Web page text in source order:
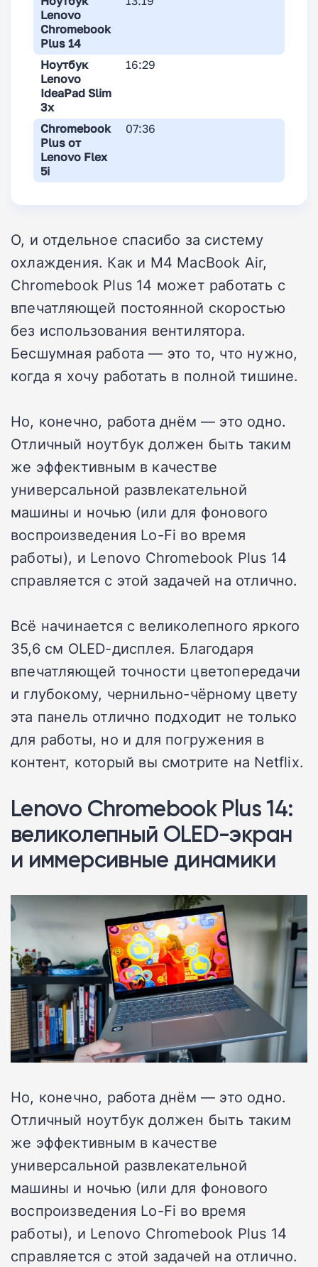
Lenovo
Chromebook
Plus 14
Ноутбук
Lenovo
IdeaPad Slim
3x
16:29
Chromebook
Plus от
Lenovo Flex
5i
07:36
О, и отдельное спасибо за систему
охлаждения. Как и M4 MacBook Air,
Chromebook Plus 14 может работать с
впечатляющей постоянной скоростью
без использования вентилятора.
Бесшумная работа — это то, что нужно,
когда я хочу работать в полной тишине.
Но, конечно, работа днём — это одно.
Отличный ноутбук должен быть таким
же эффективным в качестве
универсальной развлекательной
машины и ночью (или для фонового
воспроизведения Lo-Fi во время
работы), и Lenovo Chromebook Plus 14
справляется с этой задачей на отлично.
Всё начинается с великолепного яркого
35,6 см OLED-дисплея. Благодаря
впечатляющей точности цветопередачи
и глубокому, чернильно-чёрному цвету
эта панель отлично подходит не только
для работы, но и для погружения в
контент, который вы смотрите на Netflix.
Lenovo Chromebook Plus 14:
великолепный OLED-экран
и иммерсивные динамики
Но, конечно, работа днём — это одно.
Отличный ноутбук должен быть таким
же эффективным в качестве
универсальной развлекательной
машины и ночью (или для фонового
воспроизведения Lo-Fi во время
работы), и Lenovo Chromebook Plus 14
справляется с этой задачей на отлично.